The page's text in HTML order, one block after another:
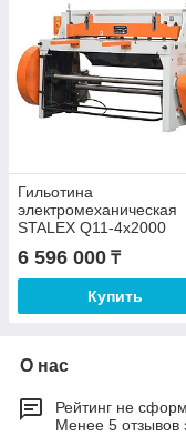
Гильотина
электромеханическая
STALEX Q11-4x2000
6 596 000 ₸
Купить
О нас
Рейтинг не
Менее 5 отзывов